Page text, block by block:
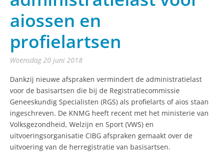
aiossen en
profielartsen
woensdag 20 juni 2018
Dankzij nieuwe afspraken vermindert de administratielast
voor de basisartsen die bij de Registratiecommissie
Geneeskundig Specialisten (RGS) als profielarts of aios staan
ingeschreven. De KNMG heeft recent met het ministerie van
Volksgezondheid, Welzijn en Sport (VWS) en
uitvoeringsorganisatie CIBG afspraken gemaakt over de
uitvoering van de herregistratie van basisartsen.